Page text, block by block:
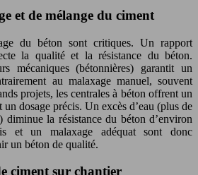
et de mélange du ciment
du béton sont critiques. Un rapport
la qualité et la résistance du béton.
mécaniques (bétonnières) garantit un
au malaxage manuel, souvent
projets, les centrales à béton offrent un
dosage précis. Un excès d’eau (plus de
la résistance du béton d’environ
et un malaxage adéquat sont donc
un béton de qualité.
ciment sur chantier